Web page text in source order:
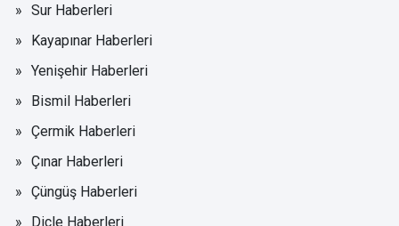
Sur Haberleri
Kayapınar Haberleri
Yenişehir Haberleri
Bismil Haberleri
Çermik Haberleri
Çınar Haberleri
Çüngüş Haberleri
Dicle Haberleri